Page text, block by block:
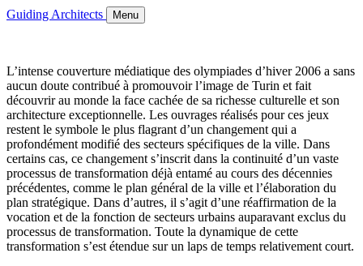
Guiding Architects Menu
L’intense couverture médiatique des olympiades d’hiver 2006 a sans
aucun doute contribué à promouvoir l’image de Turin et fait
découvrir au monde la face cachée de sa richesse culturelle et son
architecture exceptionnelle. Les ouvrages réalisés pour ces jeux
restent le symbole le plus flagrant d’un changement qui a
profondément modifié des secteurs spécifiques de la ville. Dans
certains cas, ce changement s’inscrit dans la continuité d’un vaste
processus de transformation déjà entamé au cours des décennies
précédentes, comme le plan général de la ville et l’élaboration du
plan stratégique. Dans d’autres, il s’agit d’une réaffirmation de la
vocation et de la fonction de secteurs urbains auparavant exclus du
processus de transformation. Toute la dynamique de cette
transformation s’est étendue sur un laps de temps relativement court.